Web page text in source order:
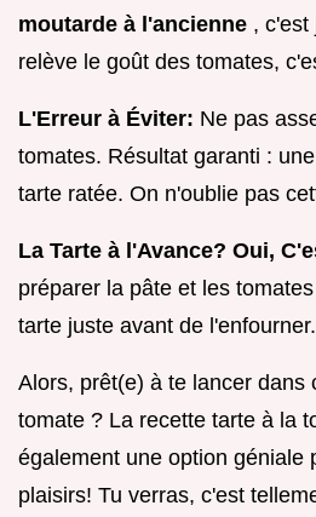
moutarde à l'ancienne , c'est
relève le goût des tomates,
L'Erreur à Éviter: Ne pas
tomates. Résultat garanti :
tarte ratée. On n'oublie pas
La Tarte à l'Avance? Oui,
préparer la pâte et les
tarte juste avant de
Alors, prêt(e) à te lancer dans
tomate ? La recette tarte à la
également une option géniale
plaisirs! Tu verras, c'est